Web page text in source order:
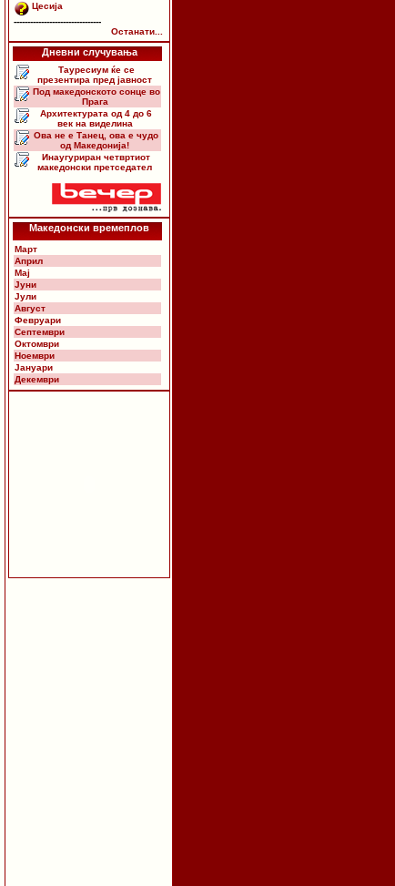
Цесија
--------------------------------
Останати...
Дневни случувања
Тауресиум ќе се
презентира пред јавност
Под македонското сонце во
Прага
Архитектурата од 4 до 6
век на виделина
Ова не е Танец, ова е чудо
од Македонија!
Инаугуриран четвртиот
македонски претседател
Македонски времеплов
Март
Април
Мај
Јуни
Јули
Август
Февруари
Септември
Октомври
Ноември
Јануари
Декември